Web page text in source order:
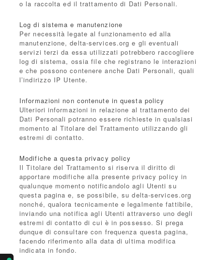
o la raccolta ed il trattamento di Dati Personali.
Log di sistema e manutenzione
Per necessità legate al funzionamento ed alla
manutenzione, delta-services.org e gli eventuali
servizi terzi da essa utilizzati potrebbero raccogliere
log di sistema, ossia file che registrano le interazioni
e che possono contenere anche Dati Personali, quali
l’indirizzo IP Utente.
Informazioni non contenute in questa policy
Ulteriori informazioni in relazione al trattamento dei
Dati Personali potranno essere richieste in qualsiasi
momento al Titolare del Trattamento utilizzando gli
estremi di contatto.
Modifiche a questa privacy policy
Il Titolare del Trattamento si riserva il diritto di
apportare modifiche alla presente privacy policy in
qualunque momento notificandolo agli Utenti su
questa pagina e, se possibile, su delta-services.org
nonché, qualora tecnicamente e legalmente fattibile,
inviando una notifica agli Utenti attraverso uno degli
estremi di contatto di cui è in possesso. Si prega
dunque di consultare con frequenza questa pagina,
facendo riferimento alla data di ultima modifica
indicata in fondo.